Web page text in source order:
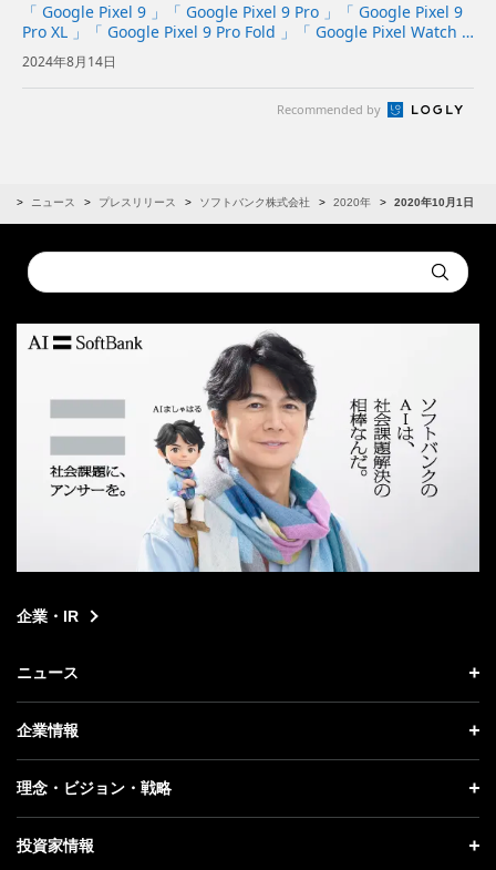
「 Google Pixel 9 」「 Google Pixel 9 Pro 」「 Google Pixel 9
Pro XL 」「 Google Pixel 9 Pro Fold 」「 Google Pixel Watch 3
」を“ソフ...
2024年8月14日
Recommended by
ニュース プレスリリース ソフトバンク株式会社 2020年 2020年10月1日
Conduct
a
Submit
企業・IR
ニュース
ニュース トップ
プレスリリース
更新情報
企業情報
企業情報 トップ
社長メッセージ
理念・ビジョン・戦略
理念・ビジョン・戦略 トップ
投資家情報